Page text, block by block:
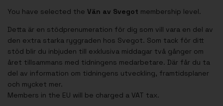
You have selected the Vän av Svegot membership level.
Detta är en stödprenumeration för dig som vill vara en del av
den extra starka ryggraden hos Svegot. Som tack för ditt
stöd blir du inbjuden till exklusiva middagar två gånger om
året tillsammans med tidningens medarbetare. Där får du ta
del av information om tidningens utveckling, framtidsplaner
och mycket mer.
Members in the EU will be charged a VAT tax.